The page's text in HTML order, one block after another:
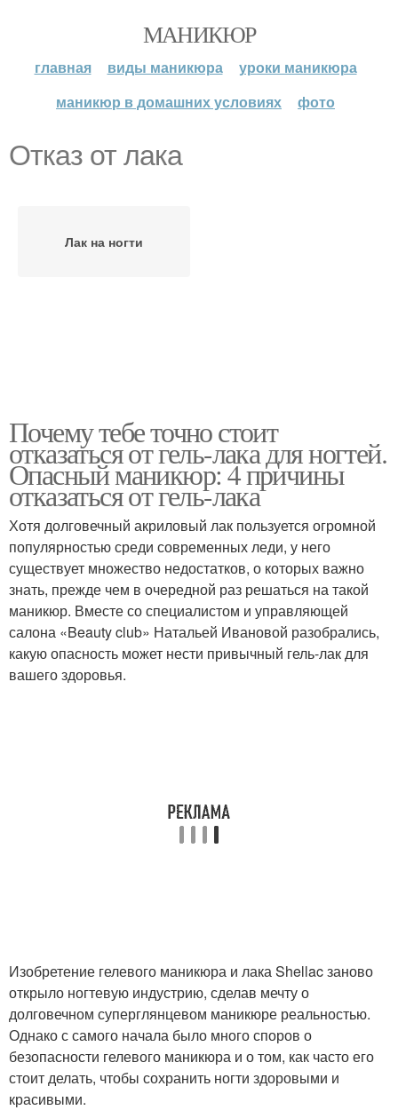
МАНИКЮР
главная виды маникюра
уроки маникюра
маникюр в домашних условиях
фото
Отказ от лака
Лак на ногти
Почему тебе точно стоит
отказаться от гель-лака для ногтей.
Опасный маникюр: 4 причины
отказаться от гель-лака
Хотя долговечный акриловый лак пользуется огромной
популярностью среди современных леди, у него
существует множество недостатков, о которых важно
знать, прежде чем в очередной раз решаться на такой
маникюр. Вместе со специалистом и управляющей
салона «Beauty club» Натальей Ивановой разобрались,
какую опасность может нести привычный гель-лак для
вашего здоровья.
Изобретение гелевого маникюра и лака Shellac заново
открыло ногтевую индустрию, сделав мечту о
долговечном суперглянцевом маникюре реальностью.
Однако с самого начала было много споров о
безопасности гелевого маникюра и о том, как часто его
стоит делать, чтобы сохранить ногти здоровыми и
красивыми.